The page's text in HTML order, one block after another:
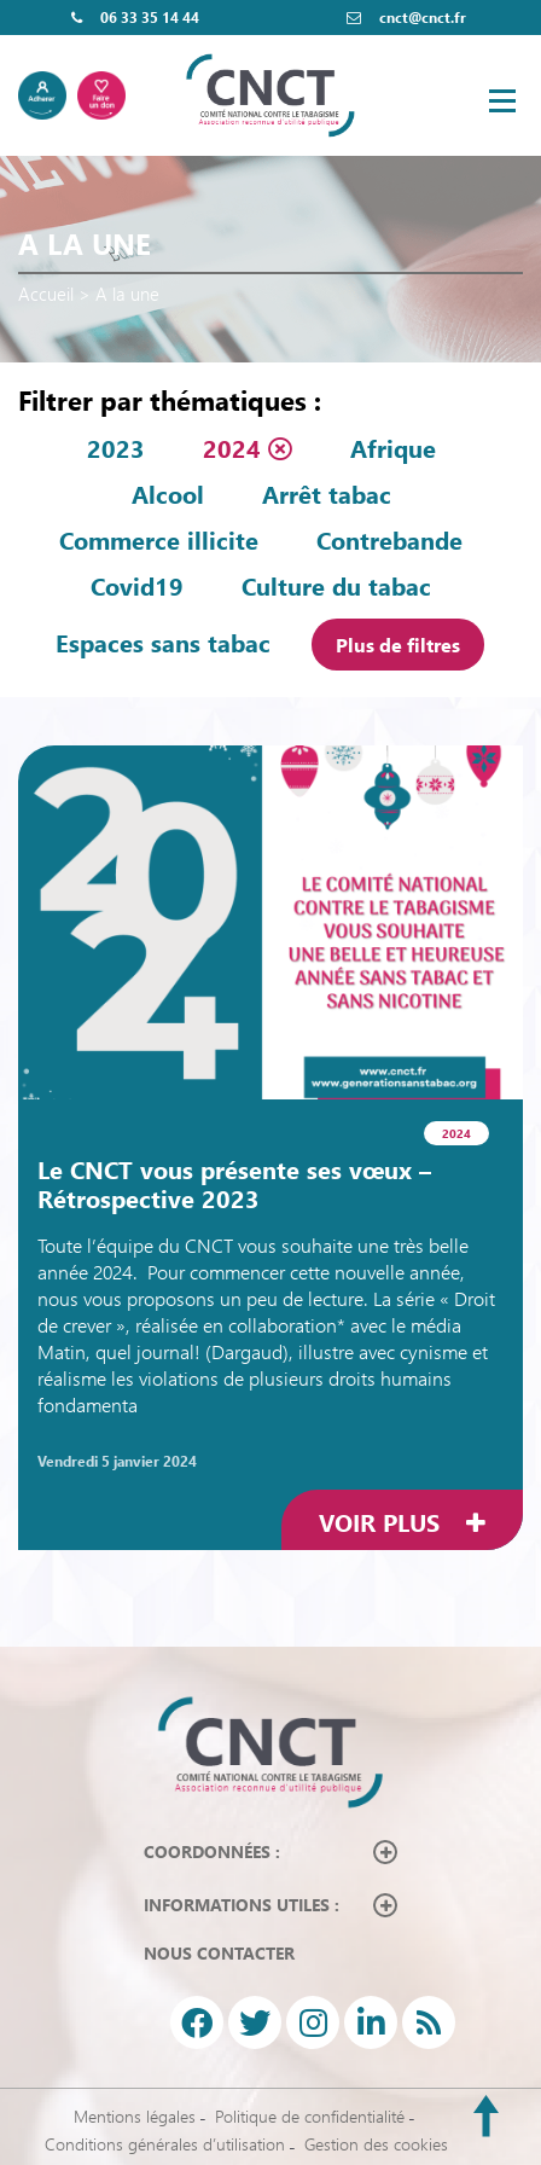
06 33 35 14 44 cnct@cnct.fr
A LA UNE
Accueil > A la une
Filtrer par thématiques :
2023 2024
Afrique
Alcool
Arrêt tabac
Commerce illicite
Contrebande
Covid19
Culture du tabac
Espaces sans tabac
Plus de filtres
2024
Le CNCT vous présente ses vœux –
Rétrospective 2023
Toute l’équipe du CNCT vous souhaite une très belle
année 2024. Pour commencer cette nouvelle année,
nous vous proposons un peu de lecture. La série « Droit
de crever », réalisée en collaboration* avec le média
Matin, quel journal! (Dargaud), illustre avec cynisme et
réalisme les violations de plusieurs droits humains
fondamenta
vendredi 5 janvier 2024
VOIR PLUS
COORDONNÉES :
INFORMATIONS UTILES :
NOUS CONTACTER
Mentions légales
Politique de confidentialité
Conditions générales d’utilisation
Gestion des cookies